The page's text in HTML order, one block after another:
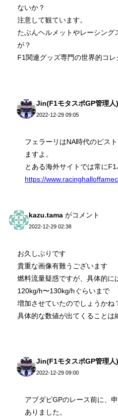
ないか？
注意して観ています。
たぶんヘルメットやレーシング
が？
F1関連グッズ専門の世界的コ
Jin(F1モタスポGP管理人)
2022-12-29 09:05
フェラーリはNA時代のピス
ますよ。
とある海外サイトでは常にF1
https://
kazu.tama がコメント
2022-12-29 02:38
お久しぶりです
貴重な画像有難うございます
燃料流量疑惑ですが、具体的に
120kg/h〜130kg/hぐらいまで
増加させていたのでしょうかね
具体的な数値が出てくることは
Jin(F1モタスポGP管理人)
2022-12-29 09:00
アブダビGPのレース前に、
ありました。